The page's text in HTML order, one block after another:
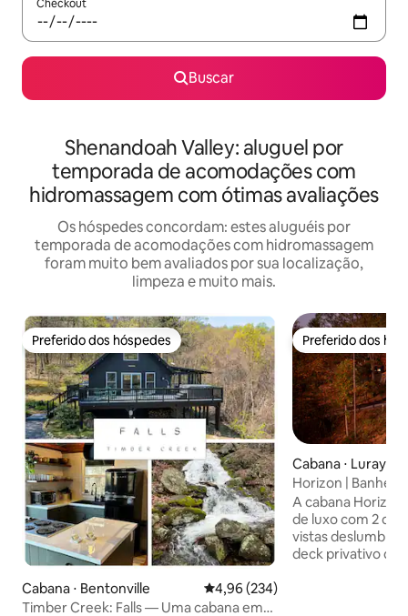
Checkout
Buscar
Shenandoah Valley: aluguel por
temporada de acomodações com
hidromassagem com ótimas avaliações
Os hóspedes concordam: estes aluguéis por
temporada de acomodações com hidromassagem
foram muito bem avaliados por sua localização,
limpeza e muito mais.
Preferido dos hóspedes
Preferido dos hóspedes
Cabana ⋅ Bentonville 4,96 de uma avaliação média de
4,96 (234)
Timber Creek: Falls — Uma cabana em
Preferido dos
Preferido dos
Cabana ⋅ Luray
Horizon |
lareiras, sauna,
elétricos
A cabana
de luxo com 2
vistas
deck privativo de